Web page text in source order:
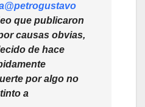
@petrogustavo
que publicaron
causas obvias,
de hace
por algo no
a